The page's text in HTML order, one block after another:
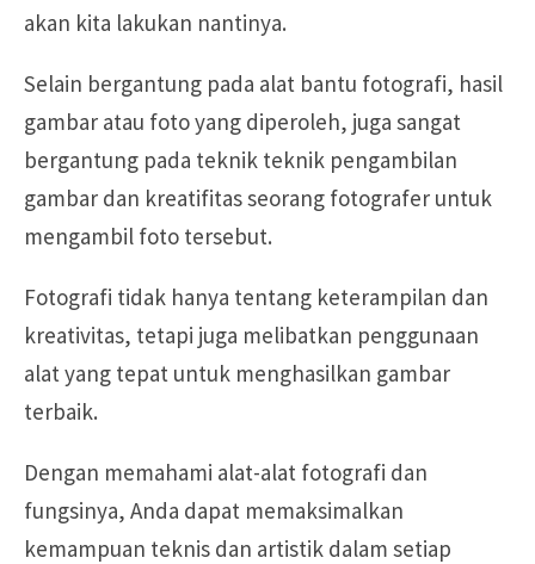
akan kita lakukan nantinya.
Selain bergantung pada alat bantu fotografi, hasil
gambar atau foto yang diperoleh, juga sangat
bergantung pada teknik teknik pengambilan
gambar dan kreatifitas seorang fotografer untuk
mengambil foto tersebut.
Fotografi tidak hanya tentang keterampilan dan
kreativitas, tetapi juga melibatkan penggunaan
alat yang tepat untuk menghasilkan gambar
terbaik.
Dengan memahami alat-alat fotografi dan
fungsinya, Anda dapat memaksimalkan
kemampuan teknis dan artistik dalam setiap